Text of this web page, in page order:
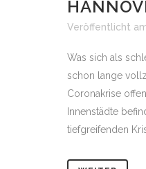
Veröffentlicht
Was sich als
schon lange
Coronakrise
Innenstädte
tiefgreifenden